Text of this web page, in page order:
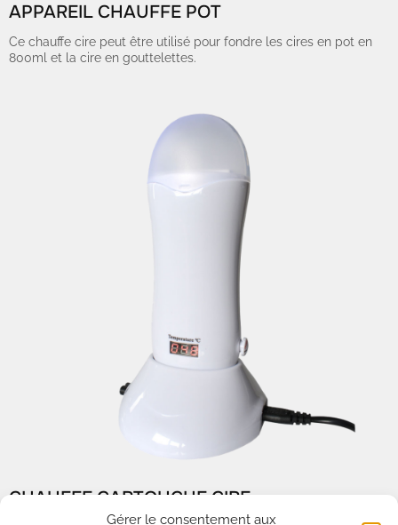
Gérer le consentement aux
APPAREIL CHAUFFE POT
Ce chauffe cire peut être utilisé pour fondre les cires en pot en
800ml et la cire en gouttelettes.
CHAUFFE CARTOUCHE CIRE